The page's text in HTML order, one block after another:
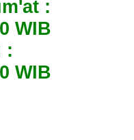
:
WIB
:
WIB